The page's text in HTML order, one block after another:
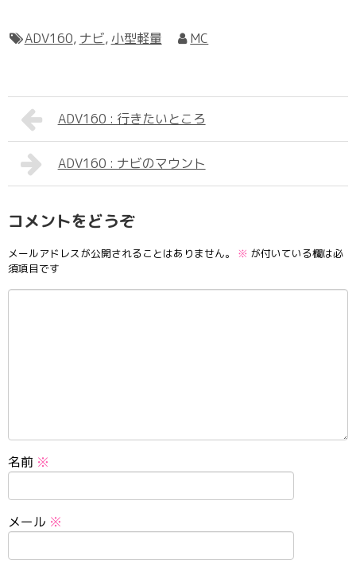
ADV160, ナビ, 小型軽量 MC
ADV160 : 行きたいところ
ADV160 : ナビのマウント
コメントをどうぞ
メールアドレスが公開されることはありません。 ※ が付いている欄は必
須項目です
名前 ※
メール ※